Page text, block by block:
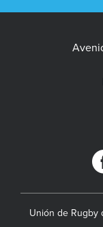
Unión de Rugby